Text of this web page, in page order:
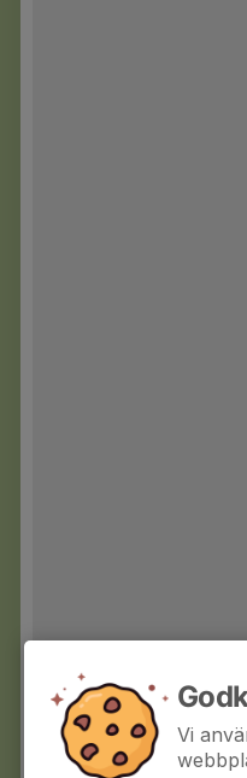
Vi